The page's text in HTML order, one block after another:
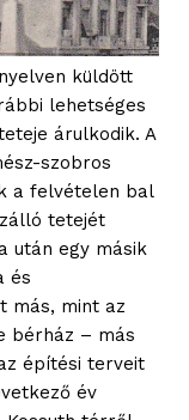
küldött
lehetséges
árulkodik. A
szobros
a felvételen bal
tetejét
után egy másik
és
más, mint az
bérház – más
építési terveit
év